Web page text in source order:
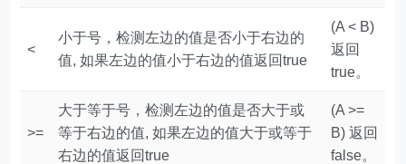
<
小于号，检测左边的值是否小于右边的
值, 如果左边的值小于右边的值返回true
(A < B)
返回
true。
>=
大于等于号，检测左边的值是否大于或
等于右边的值, 如果左边的值大于或等于
右边的值返回true
(A >=
B) 返回
false。